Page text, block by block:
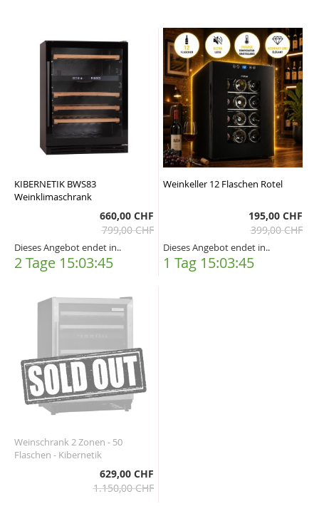
KIBERNETIK BWS83
Weinklimaschrank
660,00 CHF
799,00 CHF
Dieses Angebot endet in..
2 Tage 15:03:44
Weinkeller 12 Flaschen Rotel
195,00 CHF
399,00 CHF
Dieses Angebot endet in..
1 Tag 15:03:44
Weinschrank 2 Zonen - 50
Flaschen - Kibernetik
629,00 CHF
1.150,00 CHF